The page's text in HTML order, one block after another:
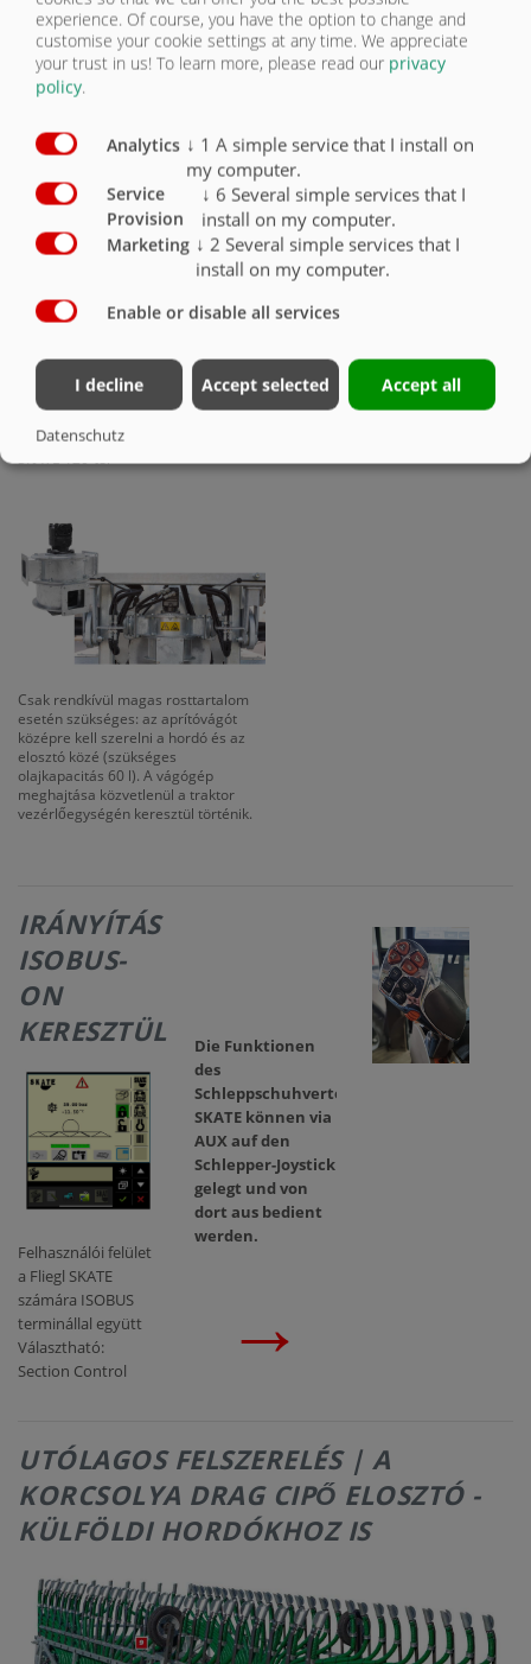
terhelésérzékeléssel (T4/P3/LS1
méretű lapos dugók)
Nagyobb haladási sebességnél
támasztókeréknek köszönhetően. A
SKATE 120-tól
Hidraulikus tárolódoboz-ürítés:
nyitás a kezelőpanelen keresztül
lehetséges
Csak rendkívül magas rosttartalom
esetén szükséges: az aprítóvágót
középre kell szerelni a hordó és az
elosztó közé (szükséges
olajkapacitás 60 l). A vágógép
meghajtása közvetlenül a traktor
vezérlőegységén keresztül történik.
IRÁNYÍTÁS
ISOBUS-
ON
KERESZTÜL
Felhasználói felület
a Fliegl SKATE
számára ISOBUS
terminállal együtt
Választható:
Section Control
Die Funktionen
des
Schleppschuhverteilers
SKATE können via
AUX auf den
Schlepper-Joystick
gelegt und von
dort aus bedient
werden.
→
UTÓLAGOS FELSZERELÉS | A
KORCSOLYA DRAG CIPŐ ELOSZTÓ -
KÜLFÖLDI HORDÓKHOZ IS
experience. Of course, you have the option to change and
customise your cookie settings at any time. We appreciate
your trust in us! To learn more, please read our privacy
policy.
Analytics ↓ 1 A simple service that I install on
my computer.
Service
Provision
↓ 6 Several simple services that I
install on my computer.
Marketing ↓ 2 Several simple services that I
install on my computer.
Enable or disable all services
I decline Accept selected Accept all
Datenschutz